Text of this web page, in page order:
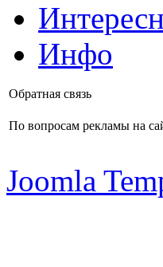
Инфо
Обратная связь
По вопросам рекламы на
Joomla